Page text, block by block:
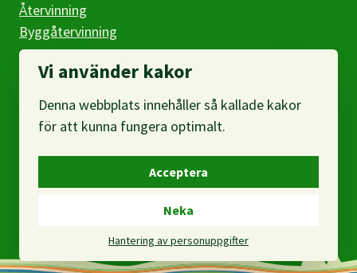
Återvinning
Byggåtervinning
Företag
Om webbplatsen
Om personuppgifter
Vi använder kakor
Denna webbplats innehåller så kallade kakor
för att kunna fungera optimalt.
Acceptera
Neka
Hantering av personuppgifter